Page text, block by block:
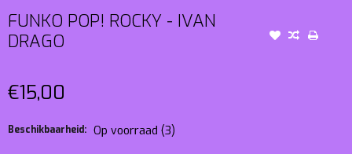
FUNKO POP! ROCKY - IVAN
DRAGO
€15,00
Beschikbaarheid: Op voorraad (3)